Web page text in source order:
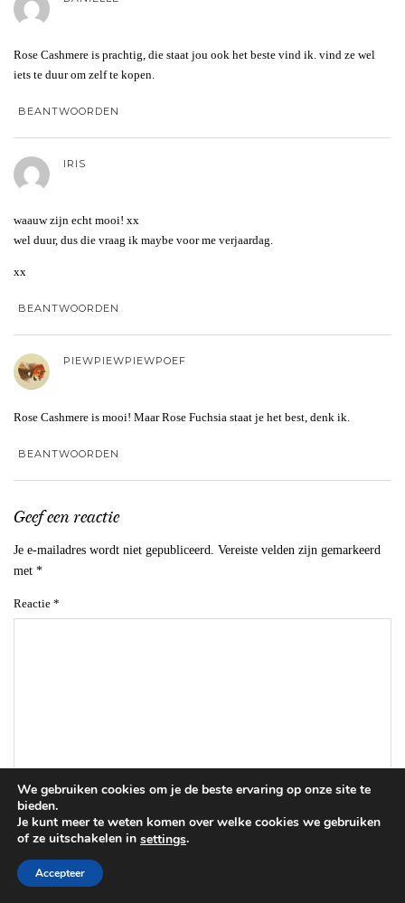
Rose Cashmere is prachtig, die staat jou ook het beste vind ik. vind ze wel
iets te duur om zelf te kopen.
BEANTWOORDEN
IRIS
waauw zijn echt mooi! xx
wel duur, dus die vraag ik maybe voor me verjaardag.
xx
BEANTWOORDEN
PIEWPIEWPIEWPOEF
Rose Cashmere is mooi! Maar Rose Fuchsia staat je het best, denk ik.
BEANTWOORDEN
Geef een reactie
Je e-mailadres wordt niet gepubliceerd. Vereiste velden zijn gemarkeerd
met *
Reactie *
Naam*
E-mail*
We gebruiken cookies om je de beste ervaring op onze site te
bieden.
Je kunt meer te weten komen over welke cookies we gebruiken
of ze uitschakelen in settings.
Accepteer